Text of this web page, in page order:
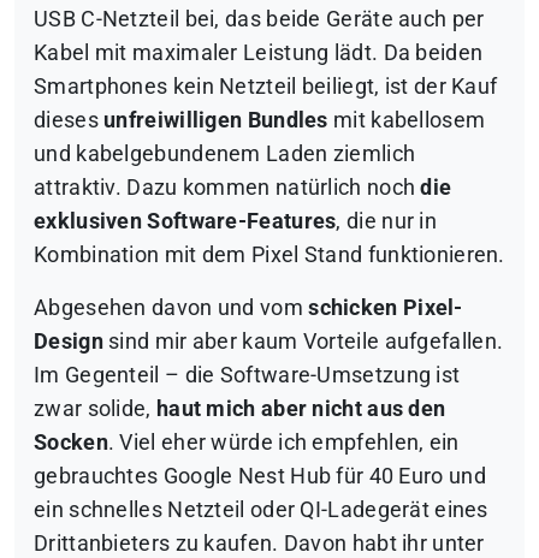
USB C-Netzteil bei, das beide Geräte auch per
Kabel mit maximaler Leistung lädt. Da beiden
Smartphones kein Netzteil beiliegt, ist der Kauf
dieses unfreiwilligen Bundles mit kabellosem
und kabelgebundenem Laden ziemlich
attraktiv. Dazu kommen natürlich nochdie
exklusiven Software-Features, die nur in
Kombination mit dem Pixel Stand funktionieren.
Abgesehen davon und vomschicken Pixel-
Designsind mir aber kaum Vorteile aufgefallen.
Im Gegenteil – die Software-Umsetzung ist
zwar solide, haut mich aber nicht aus den
Socken. Viel eher würde ich empfehlen, ein
gebrauchtes Google Nest Hub für 40 Euro und
ein schnelles Netzteil oder QI-Ladegerät eines
Drittanbieters zu kaufen. Davon habt ihr unter